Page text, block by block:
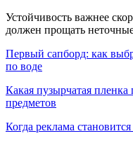
Устойчивость важнее
должен прощать
Первый сапборд: как
по воде
Какая пузырчатая
предметов
Когда реклама